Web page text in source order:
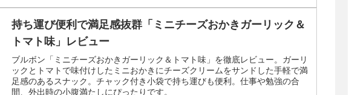
持ち運び便利で満足感抜群「ミニチーズおかきガーリック＆
トマト味」レビュー
ブルボン「ミニチーズおかきガーリック＆トマト味」を徹底レビュー。ガーリ
ックとトマトで味付けしたミニおかきにチーズクリームをサンドした手軽で満
足感のあるスナック。チャック付き小袋で持ち運びも便利。仕事や勉強の合
間、外出時の小腹満たしにぴったりです。